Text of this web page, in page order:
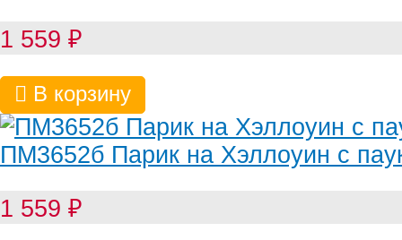
1 559 ₽
В корзину
ПМ3652б Парик на Хэллоуин с
1 559 ₽